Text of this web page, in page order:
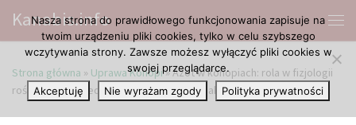
Przejdź do treści
Kanabis.info
Strona główna » Uprawa Konopi »Azot w konopiach: rola w fizjologii
roślin, objawy niedoboru i nadmiaru oraz jak je rozróżniać
Nasza strona do prawidłowego funkcjonowania zapisuje na
twoim urządzeniu pliki cookies, tylko w celu szybszego
wczytywania strony. Zawsze możesz wyłączyć pliki cookies w
swojej przeglądarce.
Akceptuję
Nie wyrażam zgody Polityka prywatności